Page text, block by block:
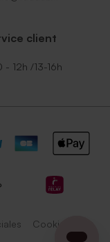
client
- 12h /13-16h
Cookies